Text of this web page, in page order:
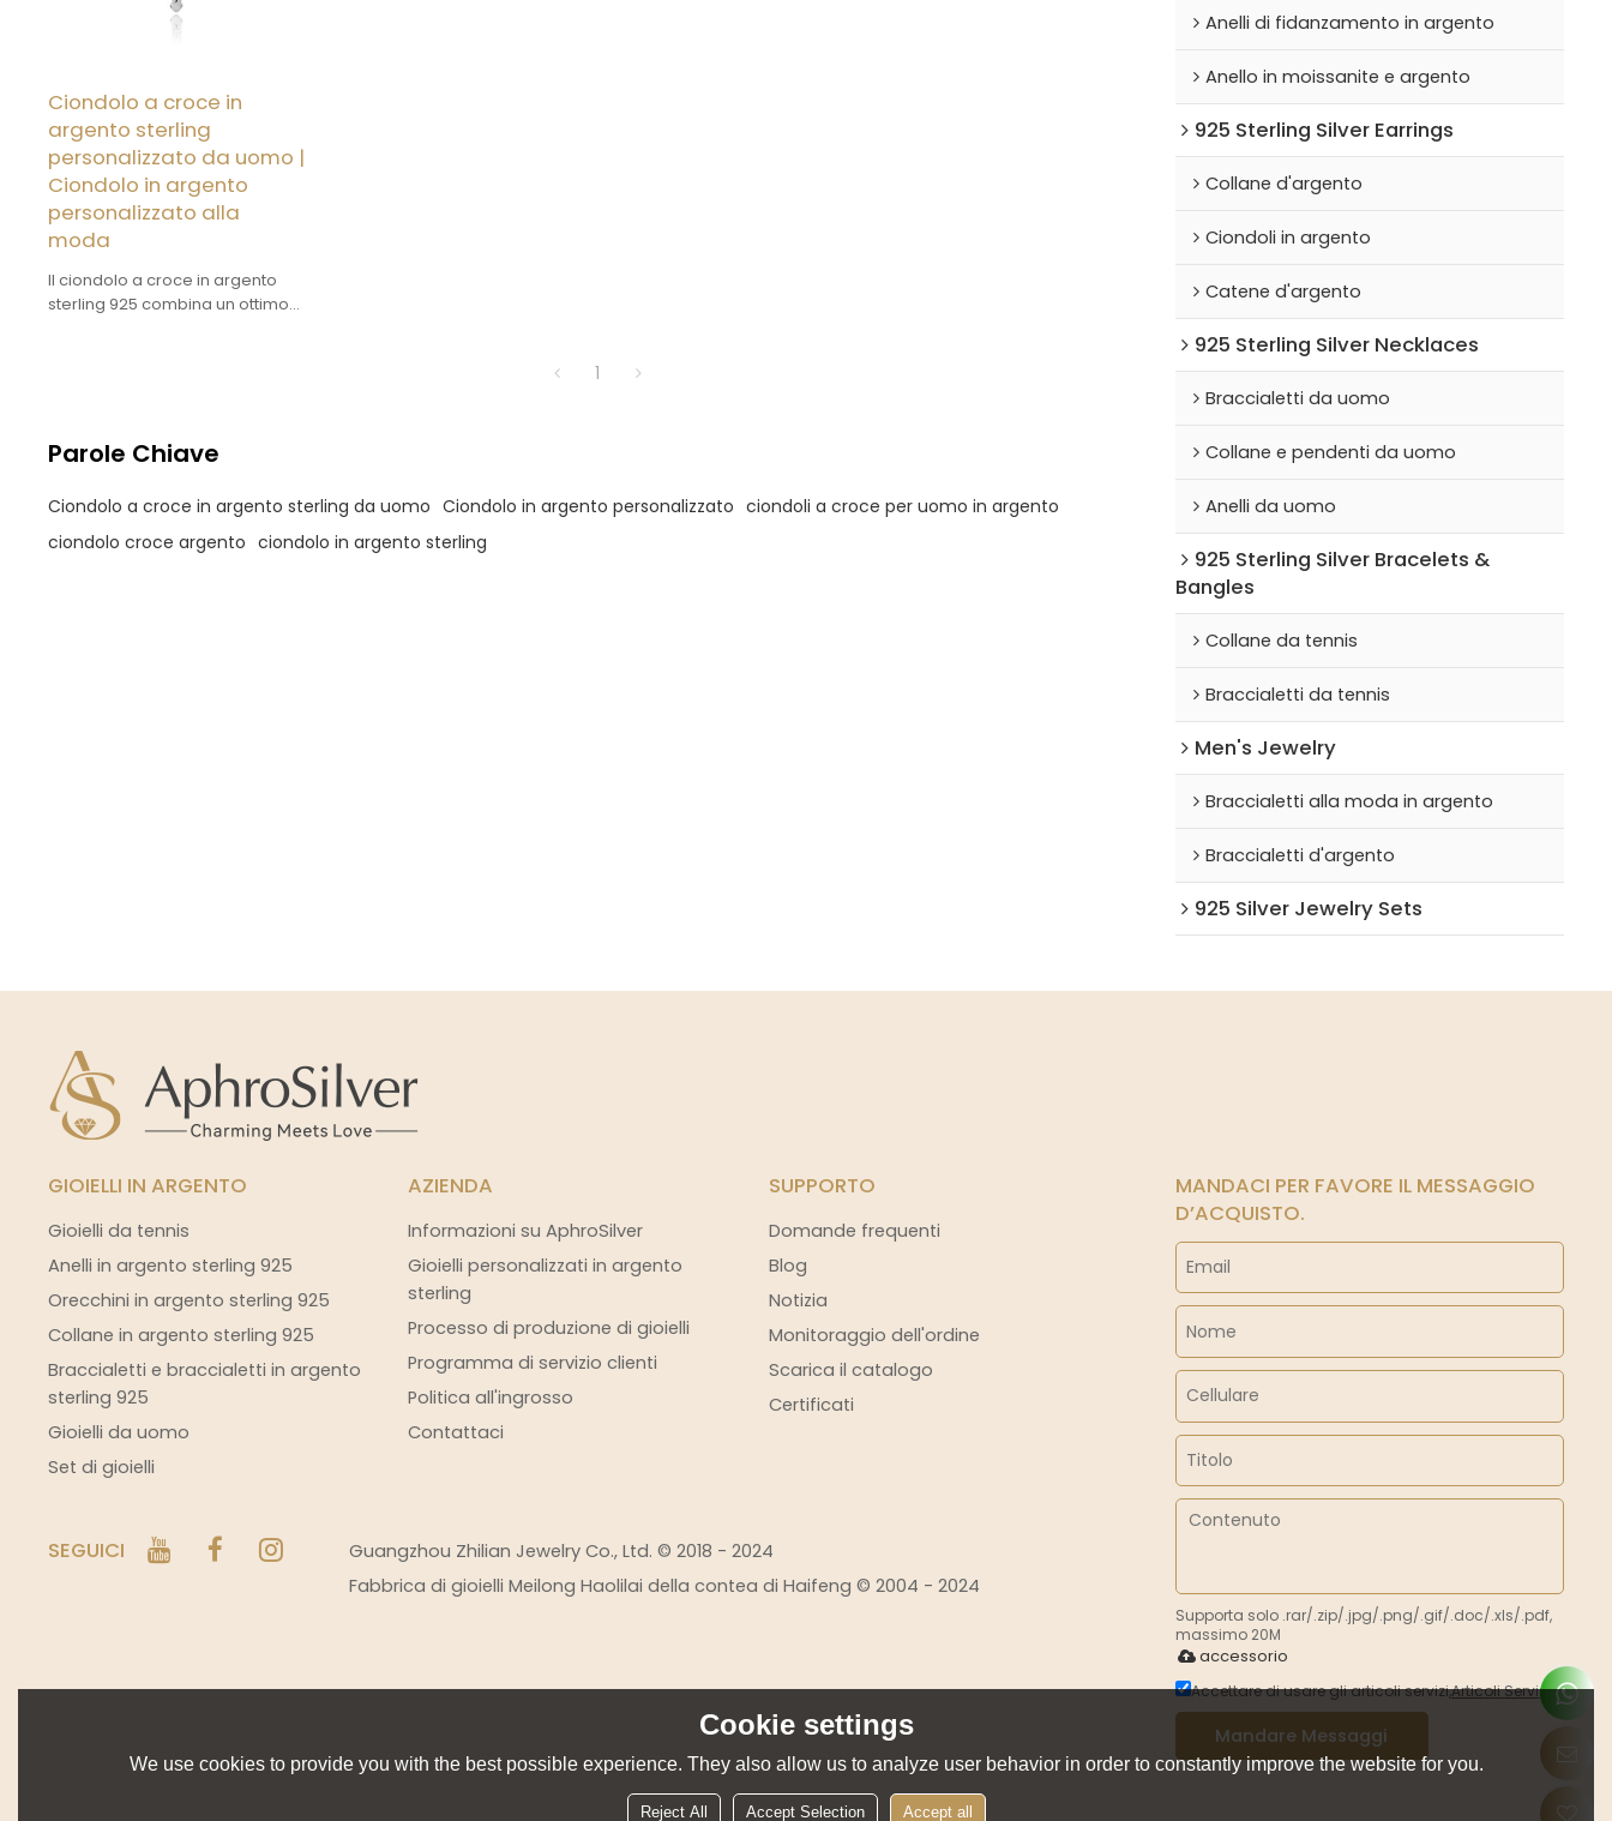
Ciondolo a croce in
argento sterling
personalizzato da uomo |
Ciondolo in argento
personalizzato alla
moda
Il ciondolo a croce in argento
sterling 925 combina un ottimo
1
Parole Chiave
Ciondolo a croce in argento sterling da uomo Ciondolo in argento personalizzato ciondoli a croce per uomo in argento
ciondolo croce argento ciondolo in argento sterling
Anelli di fidanzamento in argento
Anello in moissanite e argento
925 Sterling Silver Earrings
Collane d'argento
Ciondoli in argento
Catene d'argento
925 Sterling Silver Necklaces
Braccialetti da uomo
Collane e pendenti da uomo
Anelli da uomo
925 Sterling Silver Bracelets &
Bangles
Collane da tennis
Braccialetti da tennis
Men's Jewelry
Braccialetti alla moda in argento
Braccialetti d'argento
925 Silver Jewelry Sets
GIOIELLI IN ARGENTO
Gioielli da tennis
Anelli in argento sterling 925
Orecchini in argento sterling 925
Collane in argento sterling 925
Braccialetti e braccialetti in argento
sterling 925
Gioielli da uomo
Set di gioielli
AZIENDA
Informazioni su AphroSilver
Gioielli personalizzati in argento
sterling
Processo di produzione di gioielli
Programma di servizio clienti
Politica all'ingrosso
Contattaci
SUPPORTO
Domande frequenti
Blog
Notizia
Monitoraggio dell'ordine
Scarica il catalogo
Certificati
SEGUICI
Guangzhou Zhilian Jewelry Co., Ltd. © 2018 - 2024
Fabbrica di gioielli Meilong Haolilai della contea di Haifeng © 2004 - 2024
MANDACI PER FAVORE IL MESSAGGIO
D’ACQUISTO.
Supporta solo .rar/.zip/.jpg/.png/.gif/.doc/.xls/.pdf,
massimo 20M
accessorio
Accettare di usare gli articoli servizi,Articoli Servizi
Mandare Messaggi
Cookie settings
We use cookies to provide you with the best possible experience. They also allow us to analyze user behavior in order to constantly improve the website for you.
Reject All Accept Selection Accept all